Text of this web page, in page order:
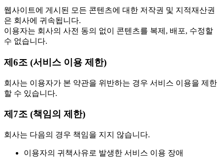
웹사이트에 게시된 모든 콘텐츠에 대한 저작권 및 지적재산권
은 회사에 귀속됩니다.
이용자는 회사의 사전 동의 없이 콘텐츠를 복제, 배포, 수정할
수 없습니다.
제6조 (서비스 이용 제한)
회사는 이용자가 본 약관을 위반하는 경우 서비스 이용을 제한
할 수 있습니다.
제7조 (책임의 제한)
회사는 다음의 경우 책임을 지지 않습니다.
이용자의 귀책사유로 발생한 서비스 이용 장애